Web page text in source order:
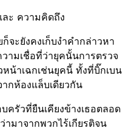
ะ ความคิดถึง​
จะยังคงเก็บงำคำกล่าวหา
ามเชื่อที่ว่ายุคนั้นการตรวจ
น้าเฉกเช่น​ยุคนี้ ทั้งที่บิ๊กเบน
กห้องแล็บ​เดียวกัน
รัว​ที่ยืนเคียงข้างเธอตลอด
มาจากพวกไร้เกียรติจน